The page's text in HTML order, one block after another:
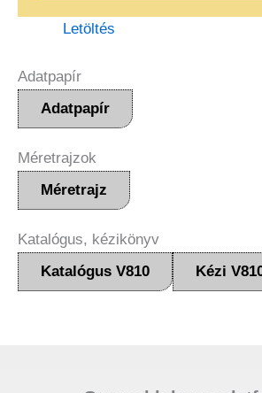
Letöltés
Adatpapír
Adatpapír
Méretrajzok
Méretrajz
Katalógus, kézikönyv
Katalógus V810
Kézi